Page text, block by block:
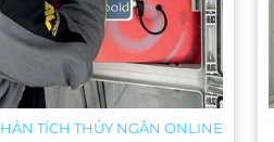
TÍCH THỦY NGÂN ONLINE